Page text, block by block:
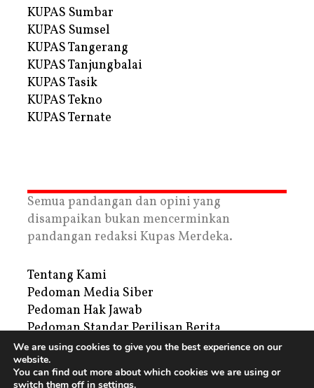
KUPAS Sumbar
KUPAS Sumsel
KUPAS Tangerang
KUPAS Tanjungbalai
KUPAS Tasik
KUPAS Tekno
KUPAS Ternate
Semua pandangan dan opini yang
disampaikan bukan mencerminkan
pandangan redaksi Kupas Merdeka.
Tentang Kami
Pedoman Media Siber
Pedoman Hak Jawab
Pedoman Standar Perilisan Berita
Privacy Policy
Periklanan
We are using cookies to give you the best experience on our
website.
You can find out more about which cookies we are using or
switch them off in settings.